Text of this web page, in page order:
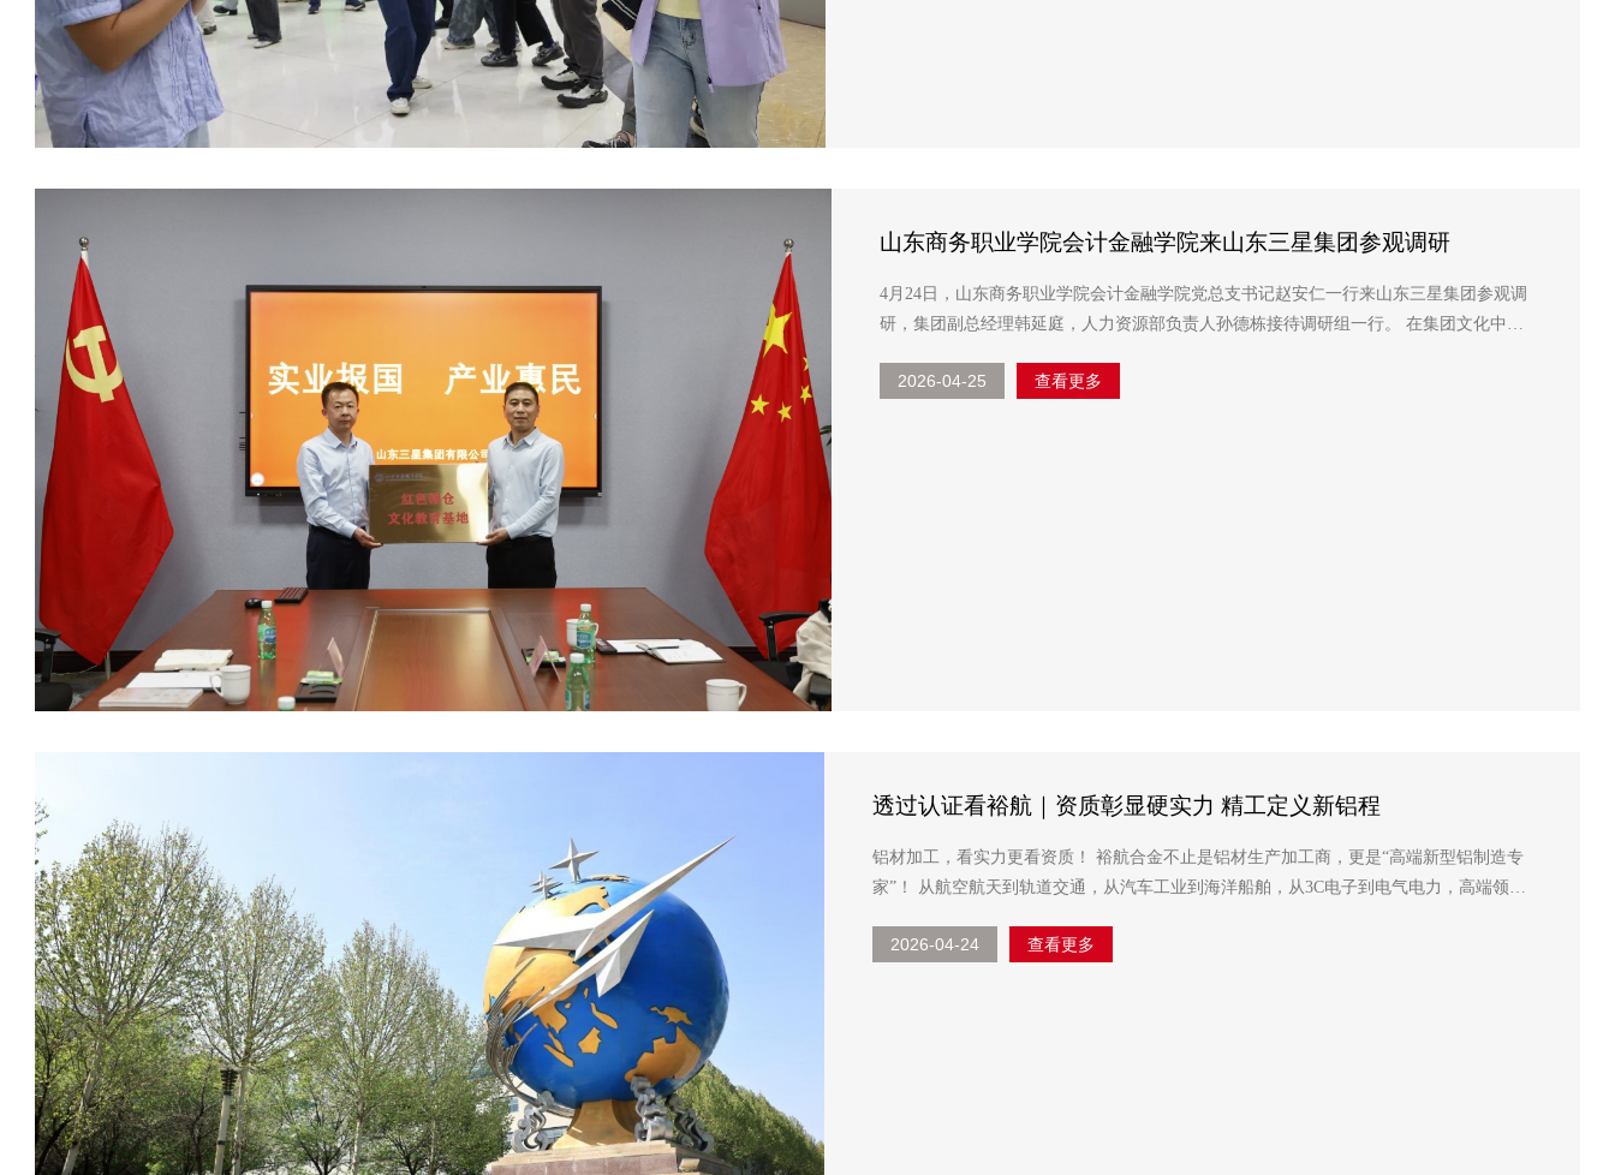
山东商务职业学院会计金融学院来山东三星集团参观调研
4月24日，山东商务职业学院会计金融学院党总支书记赵安仁一行来山东三星集团参观调
研，集团副总经理韩延庭，人力资源部负责人孙德栋接待调研组一行。 在集团文化中
2026-04-25 查看更多
透过认证看裕航｜资质彰显硬实力 精工定义新铝程
铝材加工，看实力更看资质！ 裕航合金不止是铝材生产加工商，更是“高端新型铝制造专
家”！ 从航空航天到轨道交通，从汽车工业到海洋船舶，从3C电子到电气电力，高端领
量...2026-04-24 查看更多